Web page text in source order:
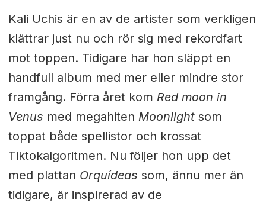
Kali Uchis är en av de artister som verkligen
klättrar just nu och rör sig med rekordfart
mot toppen. Tidigare har hon släppt en
handfull album med mer eller mindre stor
framgång. Förra året kom Red moon in
Venus med megahiten Moonlightsom
toppat både spellistor och krossat
Tiktokalgoritmen. Nu följer hon upp det
med plattan Orquídeas som, ännu mer än
tidigare, är inspirerad av de